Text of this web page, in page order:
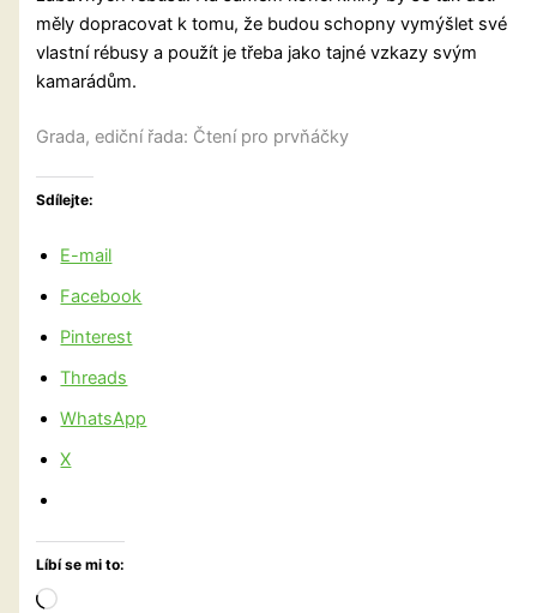
měly dopracovat k tomu, že budou schopny vymýšlet své
vlastní rébusy a použít je třeba jako tajné vzkazy svým
kamarádům.
Grada, ediční řada: Čtení pro prvňáčky
Sdílejte:
E-mail
Facebook
Pinterest
Threads
WhatsApp
X
Líbí se mi to:
Načítání…